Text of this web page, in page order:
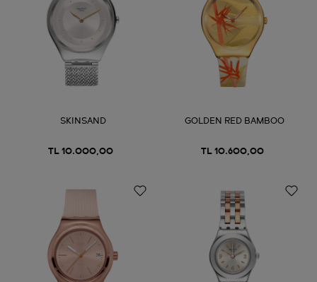
SKINSAND
TL 10.000,00
GOLDEN RED BAMBOO
TL 10.600,00